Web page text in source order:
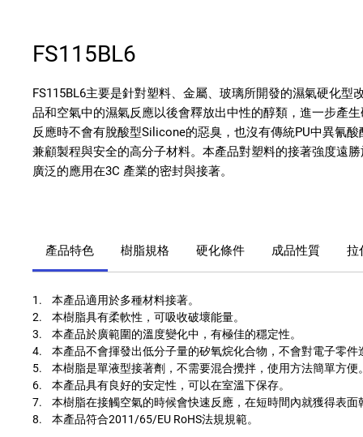
FS115BL6
FS115BL6主要是針對塑料、金屬、玻璃所開發的濕氣硬化型
品和空氣中的濕氣反應以後會釋放出中性的醇類，進一步產
反應時不會有脫酸型Silicone的惡臭，也沒有傳統PU中異氰酸
兼顧製程與安全的高分子材料。本產品對塑料的接著強度遠勝
廣泛的應用在3C 產業的密封與接著。
產品特色 樹脂規格 硬化條件 成品性質 拉
1. 本產品適用於多種材料接著。
2. 本樹脂具有柔軟性，可吸收破壞能量。
3. 本產品於廣範圍的溫度變化中，有極佳的穩定性。
4. 本產品不會揮發出低分子量的矽氧烷化合物，不會對電子零件
5. 本樹脂是單液型接著劑，不需要混合攪拌，使用方法簡單方便
6. 本產品具有良好的安定性，可以在室溫下保存。
7. 本樹脂在接觸空氣的時候會快速反應，在短時間內就獲得表面
8. 本產品符合2011/65/EU RoHS法規規範。